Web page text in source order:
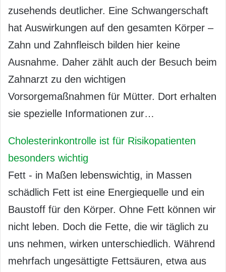
zusehends deutlicher. Eine Schwangerschaft
hat Auswirkungen auf den gesamten Körper –
Zahn und Zahnfleisch bilden hier keine
Ausnahme. Daher zählt auch der Besuch beim
Zahnarzt zu den wichtigen
Vorsorgemaßnahmen für Mütter. Dort erhalten
sie spezielle Informationen zur…
Cholesterinkontrolle ist für Risikopatienten
besonders wichtig
Fett - in Maßen lebenswichtig, in Massen
schädlich Fett ist eine Energiequelle und ein
Baustoff für den Körper. Ohne Fett können wir
nicht leben. Doch die Fette, die wir täglich zu
uns nehmen, wirken unterschiedlich. Während
mehrfach ungesättigte Fettsäuren, etwa aus